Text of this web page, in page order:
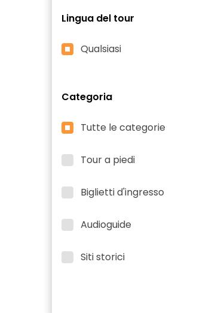
Lingua del tour
Qualsiasi
Categoria
Tutte le categorie
Tour a piedi
Biglietti d'ingresso
Audioguide
Siti storici